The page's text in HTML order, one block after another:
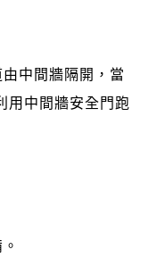
中間牆隔開，當
用中間牆安全門跑